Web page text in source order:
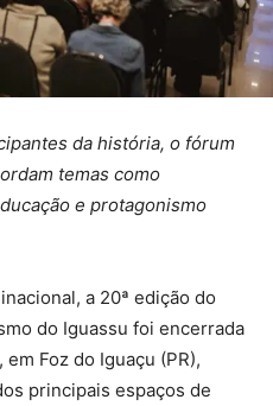
da história, o fórum
temas como
e protagonismo
a 20ª edição do
do Iguassu foi encerrada
Foz do Iguaçu (PR),
principais espaços de